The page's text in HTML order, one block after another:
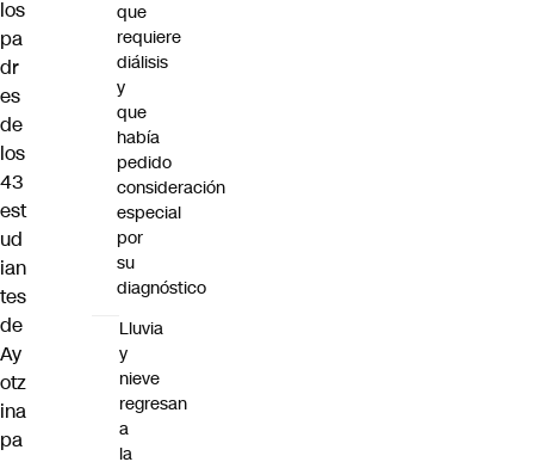
los
pa
dr
es
de
los
43
est
ud
ian
tes
de
Ay
otz
ina
pa
que
requiere
diálisis
y
que
había
pedido
consideración
especial
por
su
diagnóstico
Lluvia
y
nieve
regresan
a
la